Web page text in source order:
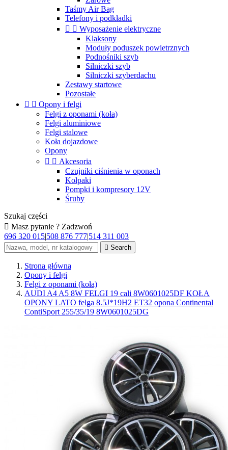
Taśmy Air Bag
Telefony i podkładki
  Wyposażenie elektryczne
Klaksony
Moduły poduszek powietrznych
Podnośniki szyb
Silniczki szyb
Silniczki szyberdachu
Zestawy startowe
Pozostałe
  Opony i felgi
Felgi z oponami (koła)
Felgi aluminiowe
Felgi stalowe
Koła dojazdowe
Opony
  Akcesoria
Czujniki ciśnienia w oponach
Kołpaki
Pompki i kompresory 12V
Śruby
Szukaj części
 Masz pytanie ? Zadzwoń
696 320 015|508 876 777|514 311 003
 Search
Strona główna
Opony i felgi
Felgi z oponami (koła)
AUDI A4 A5 8W FELGI 19 cali 8W0601025DF KOŁA
OPONY LATO felga 8.5J*19H2 ET32 opona Continental
ContiSport 255/35/19 8W0601025DG